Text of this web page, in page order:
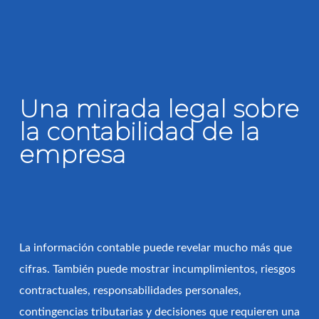
PREVENCIÓN Y
CUMPLIMIENTO
Identificación temprana de inconsistencias,
omisiones y prácticas que podrían derivar en
Una mirada legal sobre
la contabilidad de la
empresa
La información contable puede revelar mucho más que
cifras. También puede mostrar incumplimientos, riesgos
contractuales, responsabilidades personales,
contingencias tributarias y decisiones que requieren una